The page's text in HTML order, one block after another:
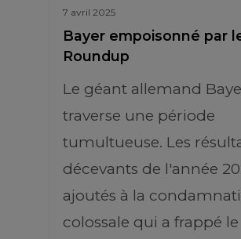
7 avril 2025
Bayer empoisonné par
Roundup
Le géant allemand
traverse une période
tumultueuse. Les
décevants de l'année
ajoutés à la
colossale qui a frappé le